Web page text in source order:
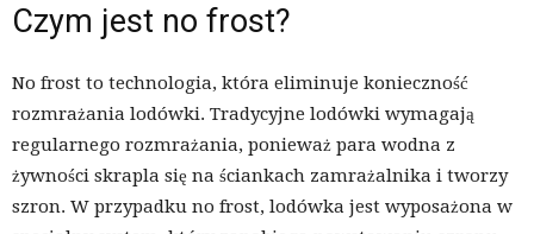
Czym jest no frost?
No frost to technologia, która eliminuje konieczność
rozmrażania lodówki. Tradycyjne lodówki wymagają
regularnego rozmrażania, ponieważ para wodna z
żywności skrapla się na ściankach zamrażalnika i tworzy
szron. W przypadku no frost, lodówka jest wyposażona w